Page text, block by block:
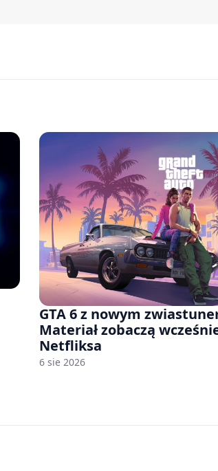
GTA 6 z nowym
Materiał zobaczą
Netfliksa
6 sie 2026